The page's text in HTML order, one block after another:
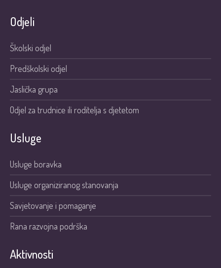
Odjeli
Školski odjel
Predškolski odjel
Jaslička grupa
Odjel za trudnice ili roditelja s djetetom
Usluge
Usluge boravka
Usluge organiziranog stanovanja
Savjetovanje i pomaganje
Rana razvojna podrška
Aktivnosti